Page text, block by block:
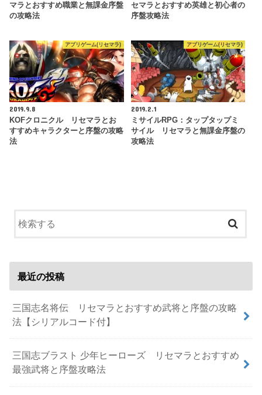
マラとおすすめ職業と無課金序盤
の攻略法
セマラとおすすめ英雄と初心者の
序盤攻略法
アプリゲーム(リセマラ)
2019.9.8
KOFクロニクル リセマラとお
すすめキャラクターと序盤の攻略
法
アプリゲーム(リセマラ)
2019.2.1
ミサイルRPG：タップタップミ
サイル リセマラと無課金序盤の
攻略法
最近の投稿
三国志名将伝 リセマラとおすすめ武将と序盤の攻略
法【シリアルコード付】
三国志ブラスト 少年ヒーローズ リセマラとおすすめ
最強武将と序盤攻略法